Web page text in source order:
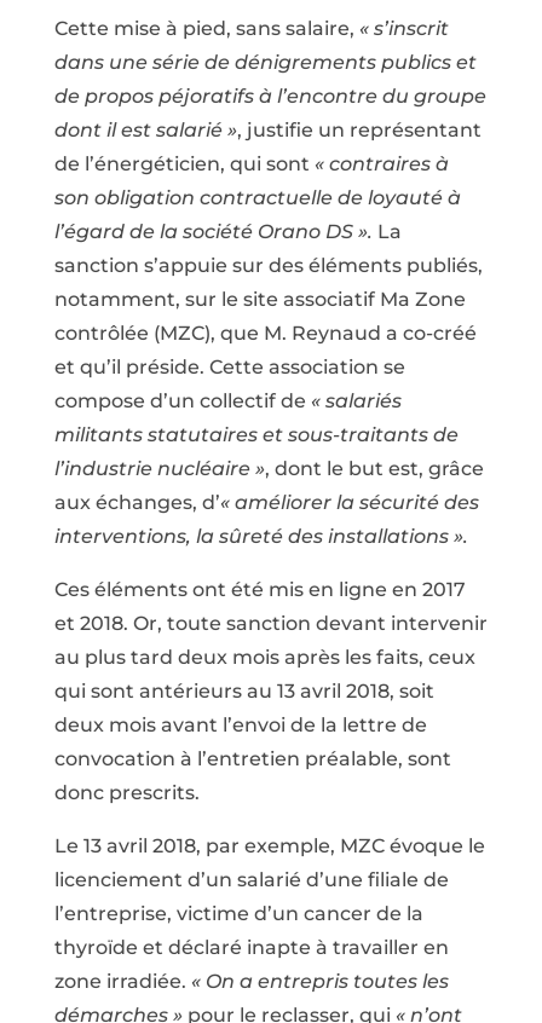
Cette mise à pied, sans salaire, « s’inscrit
dans une série de dénigrements publics et
de propos péjoratifs à l’encontre du groupe
dont il est salarié », justifie un représentant
de l’énergéticien, qui sont « contraires à
son obligation contractuelle de loyauté à
l’égard de la société Orano DS ». La
sanction s’appuie sur des éléments publiés,
notamment, sur le site associatif Ma Zone
contrôlée (MZC), que M. Reynaud a co-créé
et qu’il préside. Cette association se
compose d’un collectif de « salariés
militants statutaires et sous-traitants de
l’industrie nucléaire », dont le but est, grâce
aux échanges, d’« améliorer la sécurité des
interventions, la sûreté des installations ».
Ces éléments ont été mis en ligne en 2017
et 2018. Or, toute sanction devant intervenir
au plus tard deux mois après les faits, ceux
qui sont antérieurs au 13 avril 2018, soit
deux mois avant l’envoi de la lettre de
convocation à l’entretien préalable, sont
donc prescrits.
Le 13 avril 2018, par exemple, MZC évoque le
licenciement d’un salarié d’une filiale de
l’entreprise, victime d’un cancer de la
thyroïde et déclaré inapte à travailler en
zone irradiée. « On a entrepris toutes les
démarches »pour le reclasser, qui « n’ont